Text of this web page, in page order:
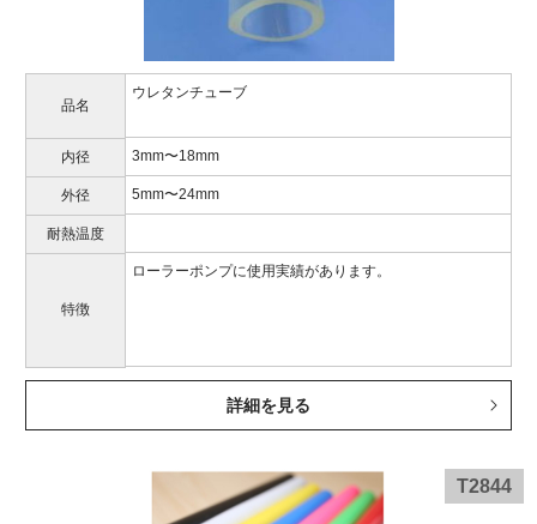
品名
ウレタンチューブ
内径 3mm〜18mm
外径 5mm〜24mm
耐熱温度
特徴
ローラーポンプに使用実績があります。
詳細を見る
T2844